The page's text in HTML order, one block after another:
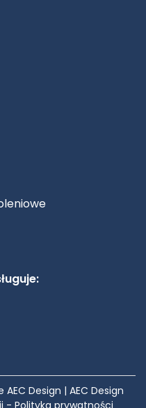
Design | AEC Design
- Polityka prywatności